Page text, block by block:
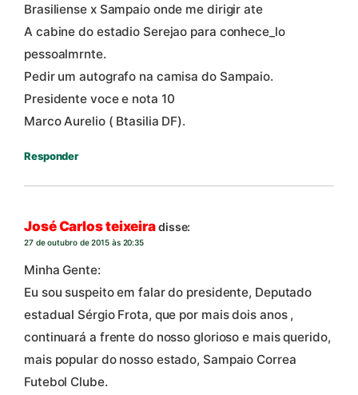
Brasiliense x Sampaio onde me dirigir ate
A cabine do estadio Serejao para conhece_lo
pessoalmrnte.
Pedir um autografo na camisa do Sampaio.
Presidente voce e nota 10
Marco Aurelio ( Btasilia DF).
Responder
José Carlos teixeiradisse:
27 de outubro de 2015 às 20:35
Minha Gente:
Eu sou suspeito em falar do presidente, Deputado
estadual Sérgio Frota, que por mais dois anos ,
continuará a frente do nosso glorioso e mais querido,
mais popular do nosso estado, Sampaio Correa
Futebol Clube.